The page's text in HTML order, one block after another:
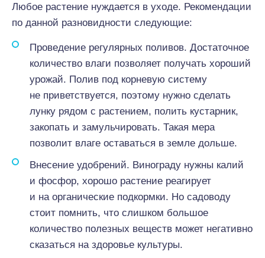
Любое растение нуждается в уходе. Рекомендации
по данной разновидности следующие:
Проведение регулярных поливов. Достаточное
количество влаги позволяет получать хороший
урожай. Полив под корневую систему
не приветствуется, поэтому нужно сделать
лунку рядом с растением, полить кустарник,
закопать и замульчировать. Такая мера
позволит влаге оставаться в земле дольше.
Внесение удобрений. Винограду нужны калий
и фосфор, хорошо растение реагирует
и на органические подкормки. Но садоводу
стоит помнить, что слишком большое
количество полезных веществ может негативно
сказаться на здоровье культуры.